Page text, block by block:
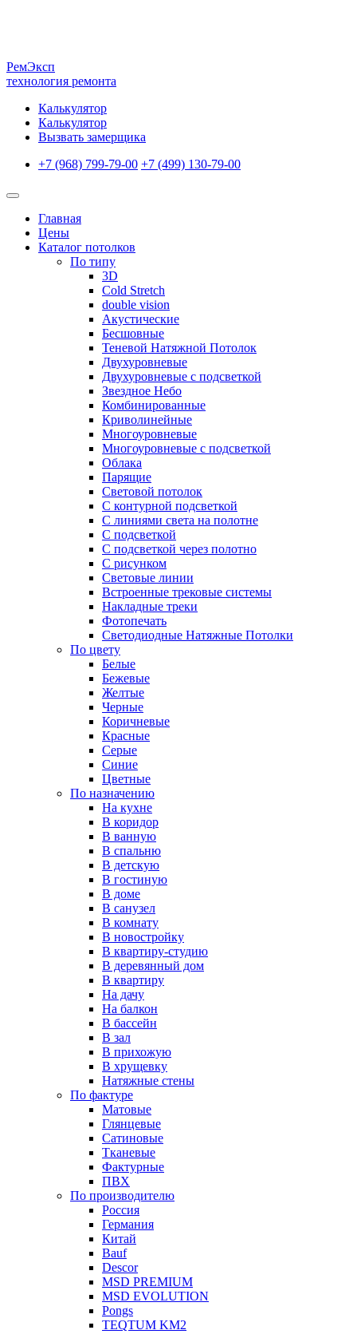
РемЭксп
технология ремонта
Калькулятор
Калькулятор
Вызвать замерщика
+7 (968) 799-79-00 +7 (499) 130-79-00
Главная
Цены
Каталог потолков
По типу
3D
Cold Stretch
double vision
Акустические
Бесшовные
Теневой Натяжной Потолок
Двухуровневые
Двухуровневые с подсветкой
Звездное Небо
Комбинированные
Криволинейные
Многоуровневые
Многоуровневые с подсветкой
Облака
Парящие
Световой потолок
С контурной подсветкой
С линиями света на полотне
С подсветкой
С подсветкой через полотно
С рисунком
Световые линии
Встроенные трековые системы
Накладные треки
Фотопечать
Светодиодные Натяжные Потолки
По цвету
Белые
Бежевые
Желтые
Черные
Коричневые
Красные
Серые
Синие
Цветные
По назначению
На кухне
В коридор
В ванную
В спальню
В детскую
В гостиную
В доме
В санузел
В комнату
В новостройку
В квартиру-студию
В деревянный дом
В квартиру
На дачу
На балкон
В бассейн
В зал
В прихожую
В хрущевку
Натяжные стены
По фактуре
Матовые
Глянцевые
Сатиновые
Тканевые
Фактурные
ПВХ
По производителю
Россия
Германия
Китай
Вauf
Descor
MSD PREMIUM
MSD EVOLUTION
Pongs
TEQTUM KM2